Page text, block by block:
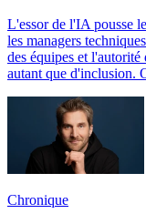
L'essor de l'IA pousse
les managers
des équipes et
autant que d'inclusion.
Chronique